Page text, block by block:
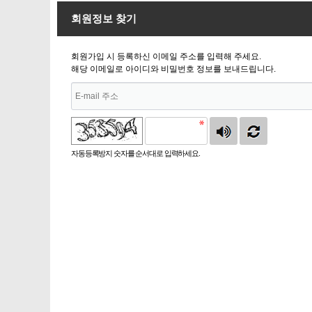
회원정보 찾기
회원가입 시 등록하신 이메일 주소를 입력해 주세요.
해당 이메일로 아이디와 비밀번호 정보를 보내드립니다.
자동등록방지 숫자를 순서대로 입력하세요.